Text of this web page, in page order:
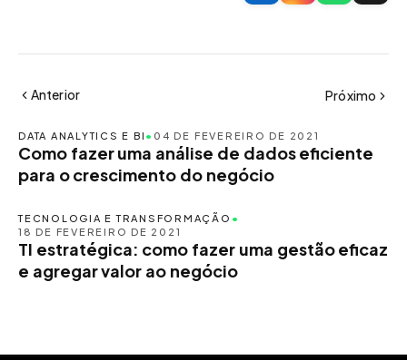
Anterior Próximo
DATA ANALYTICS E BI • 04 DE FEVEREIRO DE 2021
Como fazer uma análise de dados eficiente
para o crescimento do negócio
TECNOLOGIA E TRANSFORMAÇÃO •
18 DE FEVEREIRO DE 2021
TI estratégica: como fazer uma gestão eficaz
e agregar valor ao negócio